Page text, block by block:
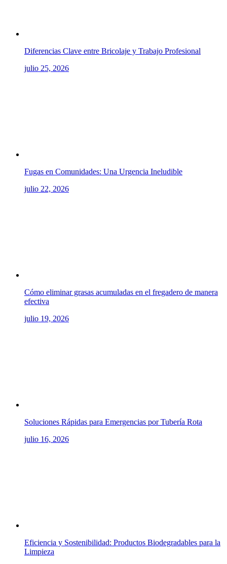
Diferencias Clave entre Bricolaje y Trabajo Profesional
julio 25, 2026
Fugas en Comunidades: Una Urgencia Ineludible
julio 22, 2026
Cómo eliminar grasas acumuladas en el fregadero de manera
efectiva
julio 19, 2026
Soluciones Rápidas para Emergencias por Tubería Rota
julio 16, 2026
Eficiencia y Sostenibilidad: Productos Biodegradables para la
Limpieza